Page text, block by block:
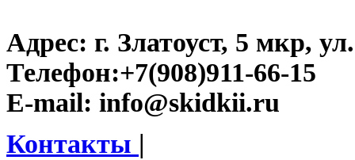
Адрес: г. Златоуст, 5 мкр,
Телефон:+7(908)911-66-15
E-mail: info@skidkii.ru
Контакты |